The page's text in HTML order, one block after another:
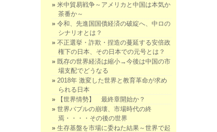
米中貿易戦争～アメリカと中国は本気か
茶番か～
令和、先進国国債経済の破綻へ、中ロの
シナリオとは？
不正選挙・詐欺・捏造の蔓延する安倍政
権下の日本、その日本での元号とは？
既存の世界経済は縮小→今後は中国の市
場支配でどうなる
2018年 激変した世界と教育革命が求め
られる日本
【世界情勢】 最終章開始か？
世界バブルの崩壊、市場時代の終
焉・・・・その後の世界
生存基盤を市場に委ねた結果～世界で起